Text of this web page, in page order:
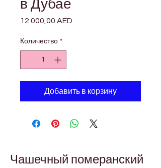
в Дубае
12 000,00 AED
Количество *
Добавить в корзину
Чашечный померанский